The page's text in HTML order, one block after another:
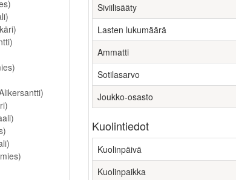
Siviilisääty
Lasten lukumäärä
Ammatti
Sotilasarvo
Joukko-osasto
Kuolintiedot
Kuolinpäivä
Kuolinpaikka